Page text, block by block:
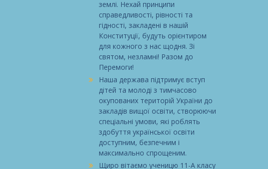
землі. Нехай принципи
справедливості, рівності та
гідності, закладені в нашій
Конституції, будуть орієнтиром
для кожного з нас щодня. Зі
святом, незламні! Разом до
Перемоги!
Наша держава підтримує вступ
дітей та молоді з тимчасово
окупованих територій України до
закладів вищої освіти, створюючи
спеціальні умови, які роблять
здобуття української освіти
доступним, безпечним і
максимально спрощеним.
Щиро вітаємо ученицю 11-А класу